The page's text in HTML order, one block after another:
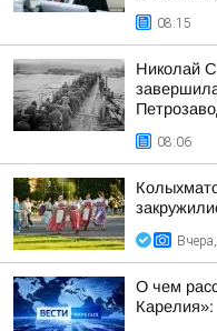
08:15
Николай
08:06
О чем
Карелия»: